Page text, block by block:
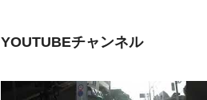
YOUTUBEチャンネル